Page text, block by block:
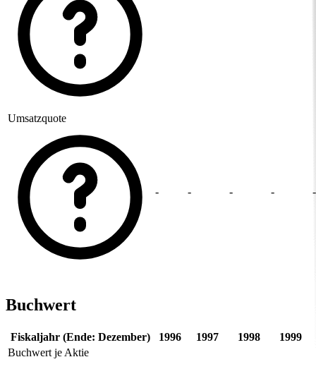
Umsatzquote
- - - - -
Buchwert
Fiskaljahr (Ende: Dezember) 1996 1997 1998
1999
Buchwert je Aktie